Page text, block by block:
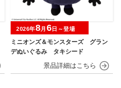
ミニオンズ＆モンスターズ グラン
デぬいぐるみ タキシード
2026年8月 6日～登場